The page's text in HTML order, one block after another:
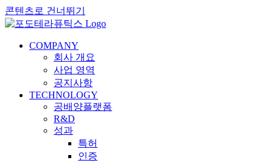
콘텐츠로 건너뛰기
COMPANY
회사 개요
사업 영역
공지사항
TECHNOLOGY
공배양플랫폼
R&D
성과
특허
인증